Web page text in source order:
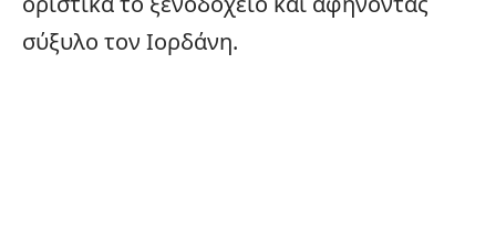
σύξυλο τον Ιορδάνη.